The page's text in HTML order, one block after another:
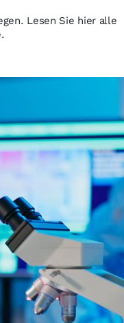
Lesen Sie hier alle